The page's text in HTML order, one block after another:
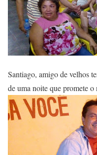
Santiago, amigo de velhos
de uma noite que promete